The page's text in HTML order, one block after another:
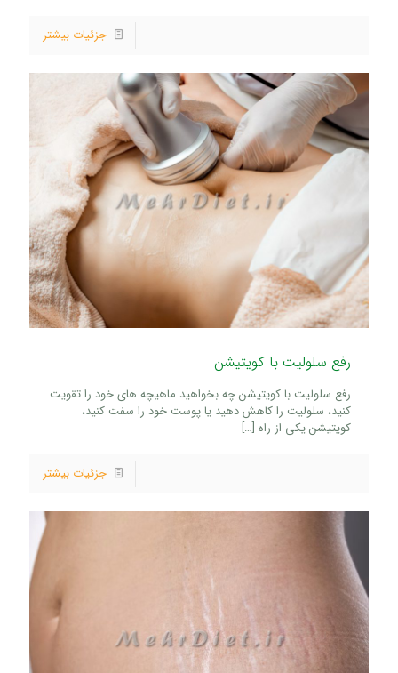
جزئیات بیشتر
رفع سلولیت با کویتیشن
رفع سلولیت با کویتیشن چه بخواهید ماهیچه های خود را تقویت
کنید، سلولیت را کاهش دهید یا پوست خود را سفت کنید،
کویتیشن یکی از راه […]
جزئیات بیشتر